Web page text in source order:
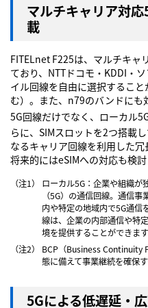
マルチキャリア対
載
FITELnet F225は、マルチキャ
ており、NTTドコモ・KDDI・
イル回線を自由に選択するこ
む）。また、n79のバンドにも
5G回線だけでなく、ローカル
らに、SIMスロットを2つ搭載
なるキャリア回線を利用した冗
将来的にはeSIMへの対応も検討
（注1）
ローカル5G：企業や組織が
（5G）の通信回線。通信
内や特定の地域内で5G通信
線は、企業の内部通信や特
境を提供することができます
（注2）
BCP（Business Continuity
態に備えて事業継続を確保
5Gによる低遅延・